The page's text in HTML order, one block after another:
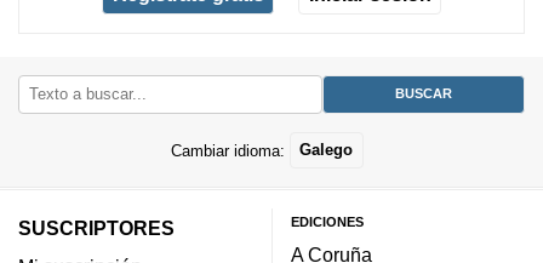
Cambiar idioma: Galego
SUSCRIPTORES
EDICIONES
A Coruña